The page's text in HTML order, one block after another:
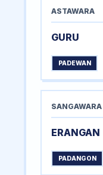
ASTAWARA
GURU
PADEWAN
SANGAWARA
ERANGAN
PADANGON